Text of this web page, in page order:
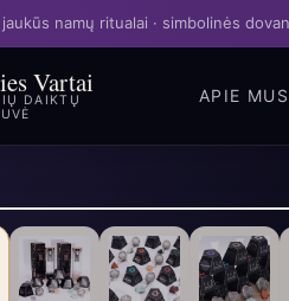
jaukūs namų ritualai · simbolinės
Vartai
DAIKTŲ
APIE MUS